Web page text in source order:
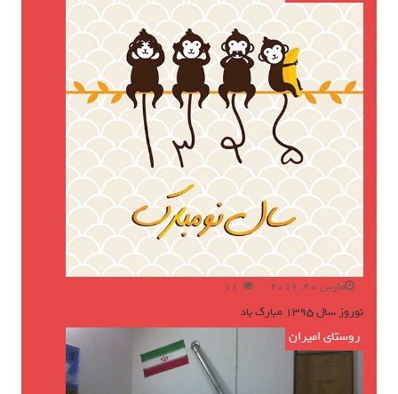
مارس 20, 2016 11
نوروز سال ۱۳۹۵ مبارک باد
روستای امیران